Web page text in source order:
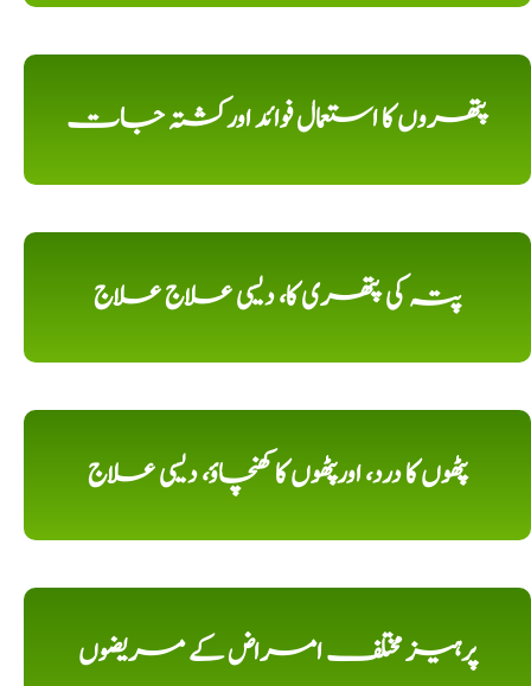
پتھروں کا استعمال فوائد اورکشتہ جات
پتہ کی پتھری کا، دیسی علاج علاج
پٹھوں کا درد، اورپٹھوں کا کھنچاؤ، دیسی علاج
پرہیز مختلف امراض کے مریضوں